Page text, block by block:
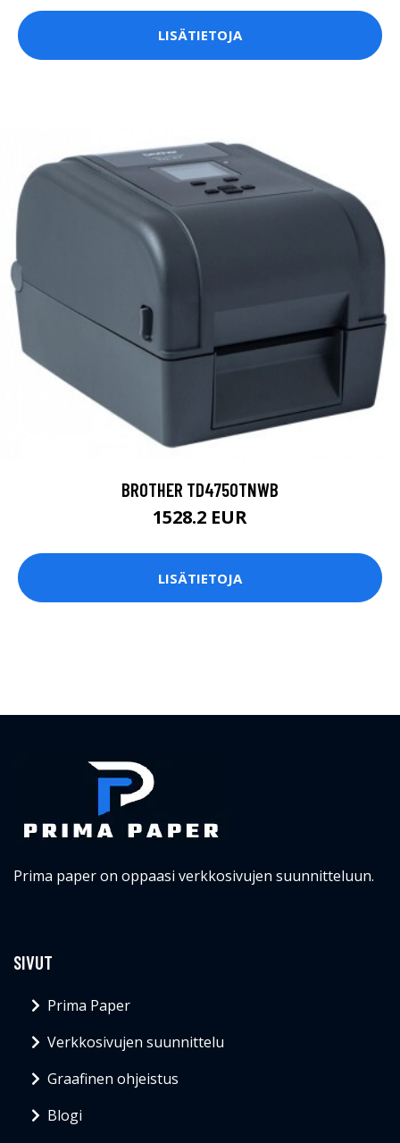
LISÄTIETOJA
BROTHER TD4750TNWB
1528.2 EUR
LISÄTIETOJA
Prima paper on oppaasi verkkosivujen suunnitteluun.
SIVUT
Prima Paper
Verkkosivujen suunnittelu
Graafinen ohjeistus
Blogi